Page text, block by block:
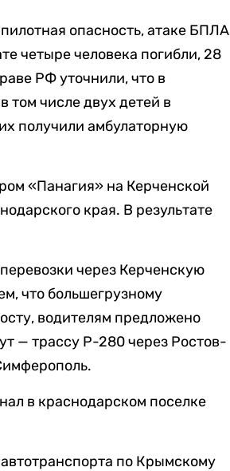
опасность, атаке БПЛА
четыре человека погибли, 28
РФ уточнили, что в
том числе двух детей в
получили амбулаторную
«Панагия» на Керченской
края. В результате
через Керченскую
что большегрузному
водителям предложено
— трассу Р-280 через Ростов-
в краснодарском поселке
по Крымскому